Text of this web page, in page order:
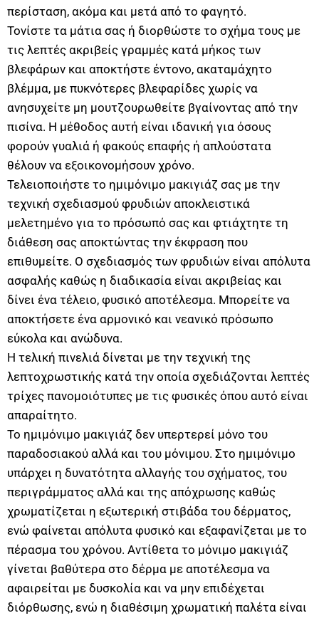
περίσταση, ακόμα και μετά από το φαγητό.
Τονίστε τα μάτια σας ή διορθώστε το σχήμα τους με
τις λεπτές ακριβείς γραμμές κατά μήκος των
βλεφάρων και αποκτήστε έντονο, ακαταμάχητο
βλέμμα, με πυκνότερες βλεφαρίδες χωρίς να
ανησυχείτε μη μουτζουρωθείτε βγαίνοντας από την
πισίνα. Η μέθοδος αυτή είναι ιδανική για όσους
φορούν γυαλιά ή φακούς επαφής ή απλούστατα
θέλουν να εξοικονομήσουν χρόνο.
Τελειοποιήστε το ημιμόνιμο μακιγιάζ σας με την
τεχνική σχεδιασμού φρυδιών αποκλειστικά
μελετημένο για το πρόσωπό σας και φτιάχτητε τη
διάθεση σας αποκτώντας την έκφραση που
επιθυμείτε. Ο σχεδιασμός των φρυδιών είναι απόλυτα
ασφαλής καθώς η διαδικασία είναι ακριβείας και
δίνει ένα τέλειο, φυσικό αποτέλεσμα. Μπορείτε να
αποκτήσετε ένα αρμονικό και νεανικό πρόσωπο
εύκολα και ανώδυνα.
Η τελική πινελιά δίνεται με την τεχνική της
λεπτοχρωστικής κατά την οποία σχεδιάζονται λεπτές
τρίχες πανομοιότυπες με τις φυσικές όπου αυτό είναι
απαραίτητο.
Το ημιμόνιμο μακιγιάζ δεν υπερτερεί μόνο του
παραδοσιακού αλλά και του μόνιμου. Στο ημιμόνιμο
υπάρχει η δυνατότητα αλλαγής του σχήματος, του
περιγράμματος αλλά και της απόχρωσης καθώς
χρωματίζεται η εξωτερική στιβάδα του δέρματος,
ενώ φαίνεται απόλυτα φυσικό και εξαφανίζεται με το
πέρασμα του χρόνου. Αντίθετα το μόνιμο μακιγιάζ
γίνεται βαθύτερα στο δέρμα με αποτέλεσμα να
αφαιρείται με δυσκολία και να μην επιδέχεται
διόρθωσης, ενώ η διαθέσιμη χρωματική παλέτα είναι